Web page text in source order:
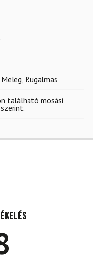
Meleg, Rugalmas
található mosási